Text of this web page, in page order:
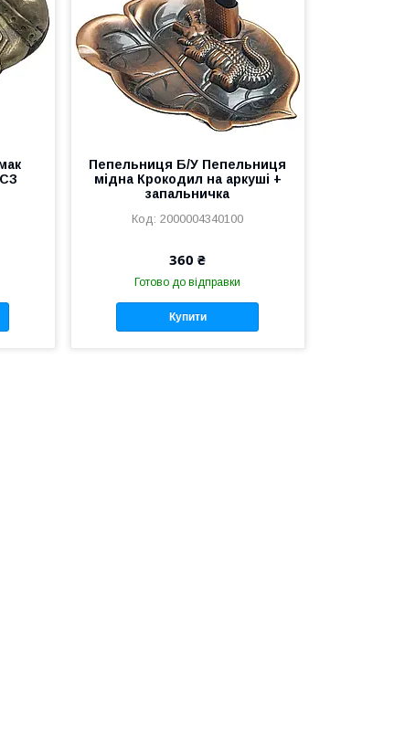
Пепельниця Б/У Пепельниця
мідна Крокодил на аркуші +
запальничка
2000004340100
360 ₴
Готово до відправки
Купити